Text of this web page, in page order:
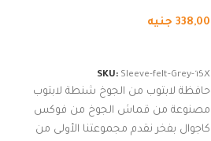
338,00 جنيه
SKU: Sleeve-felt-Grey-15X
حافظة لابتوب من الجوخ شنطة لابتوب
مصنوعة من قماش الجوخ من فوكس
كاجوال بفخر نقدم مجموعتنا الأولى من